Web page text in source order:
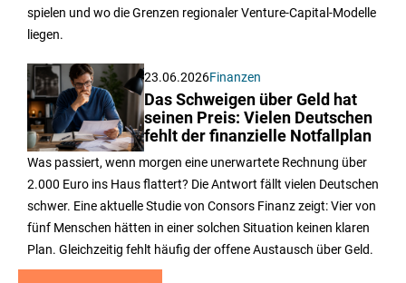
spielen und wo die Grenzen regionaler Venture-Capital-Modelle
liegen.
23.06.2026Finanzen
Das Schweigen über Geld hat
seinen Preis: Vielen Deutschen
fehlt der finanzielle Notfallplan
Was passiert, wenn morgen eine unerwartete Rechnung über
2.000 Euro ins Haus flattert? Die Antwort fällt vielen Deutschen
schwer. Eine aktuelle Studie von Consors Finanz zeigt: Vier von
fünf Menschen hätten in einer solchen Situation keinen klaren
Plan. Gleichzeitig fehlt häufig der offene Austausch über Geld.